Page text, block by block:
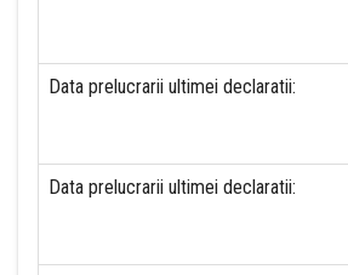
Data prelucrarii ultimei declaratii:
Data prelucrarii ultimei declaratii: